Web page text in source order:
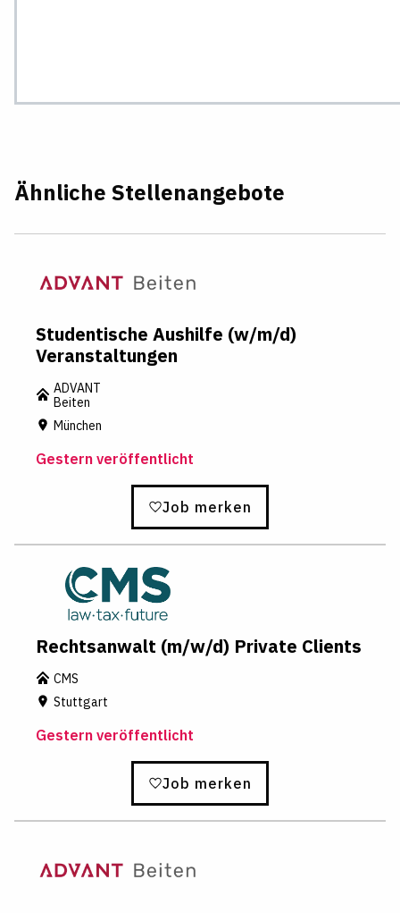
Ähnliche Stellenangebote
Studentische Aushilfe (w/m/d)
Veranstaltungen
ADVANT
Beiten
München
Gestern veröffentlicht
Job merken
Rechtsanwalt (m/w/d) Private Clients
CMS
Stuttgart
Gestern veröffentlicht
Job merken